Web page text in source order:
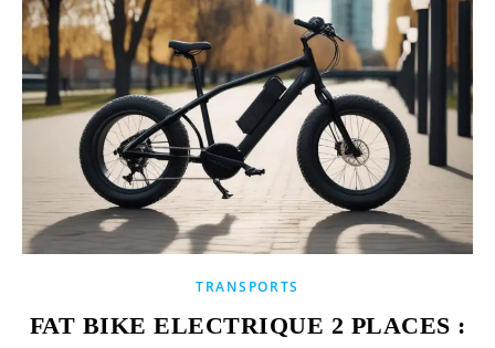
TRANSPORTS
FAT BIKE ELECTRIQUE 2 PLACES :